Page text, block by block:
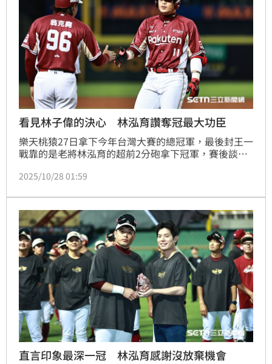
看見林子偉的決心 林泓育讚奪冠最大功臣
樂天桃猿27日拿下今年台灣大賽的總冠軍，最後封王一
戰靠的是老將林泓育的超前2分砲拿下冠軍，賽後談到
從挑戰賽至今的改變是最大關鍵，慢慢融入團隊也成為
2025/10/28 01:59
直言印象最深一冠 林泓育感謝沒放棄機會